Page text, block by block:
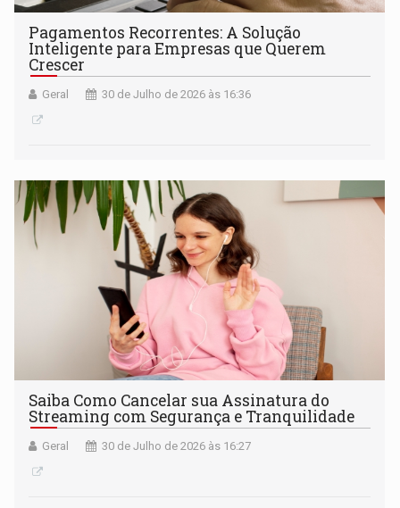
Pagamentos Recorrentes: A Solução
Inteligente para Empresas que Querem
Crescer
Geral 30 de Julho de 2026 às 16:36
Saiba Como Cancelar sua Assinatura do
Streaming com Segurança e Tranquilidade
Geral 30 de Julho de 2026 às 16:27